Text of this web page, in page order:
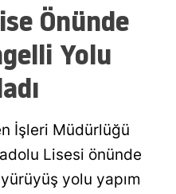
Amasya
Ankara
Balıkesir
Önünde
Yolu
İşleri Müdürlüğü
Lisesi önünde
yolu yapım